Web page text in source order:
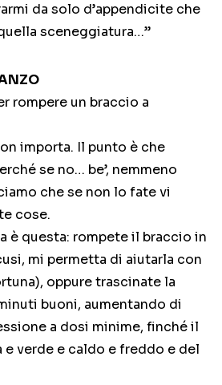
da solo d’appendicite che
sceneggiatura…”
rompere un braccio a
importa. Il punto è che
se no… be’, nemmeno
che se non lo fate vi
cose.
è questa: rompete il braccio in
mi permetta di aiutarla con
oppure trascinate la
buoni, aumentando di
a dosi minime, finché il
verde e caldo e freddo e del